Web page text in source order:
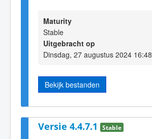
Maturity
Stable
Uitgebracht op
Dinsdag, 27 augustus 2024 16:48
Bekijk bestanden
Versie 4.4.7.1 Stable